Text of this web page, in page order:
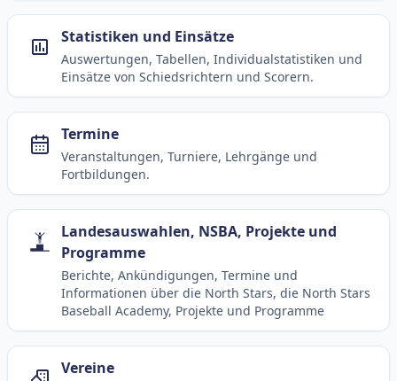
Statistiken und Einsätze
Auswertungen, Tabellen, Individualstatistiken und
Einsätze von Schiedsrichtern und Scorern.
Termine
Veranstaltungen, Turniere, Lehrgänge und
Fortbildungen.
Landesauswahlen, NSBA, Projekte und
Programme
Berichte, Ankündigungen, Termine und
Informationen über die North Stars, die North Stars
Baseball Academy, Projekte und Programme
Vereine